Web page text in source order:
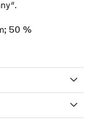
50 %